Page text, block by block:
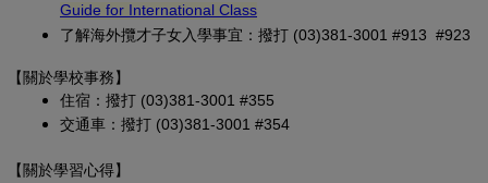
Guide for International Class
了解海外攬才子女入學事宜：撥打 (03)381-3001 #913 #923
【關於學校事務】
住宿：撥打 (03)381-3001 #355
交通車：撥打 (03)381-3001 #354
【關於學習心得】